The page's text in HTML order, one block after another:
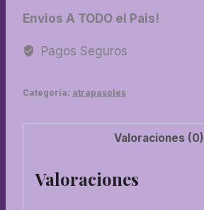
Atrapasol
Envios A TODO el Pais!
Pagos Seguros
Categoría: atrapasoles
Valoraciones (0)
Valoraciones